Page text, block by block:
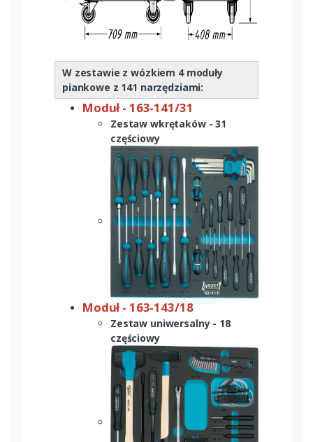
W zestawie z wózkiem 4 moduły
piankowe z 141 narzędziami:
Moduł - 163-141/31
​Zestaw wkrętaków - 31
częściowy
Moduł - 163-143/18
Zestaw uniwersalny - 18
częściowy